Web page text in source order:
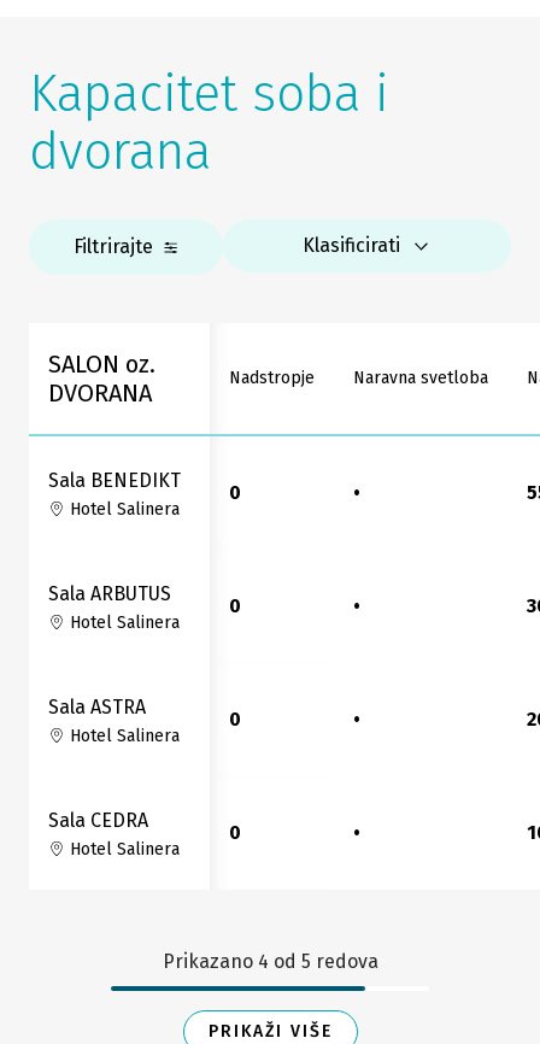
Kapacitet soba i
dvorana
Filtrirajte Klasificirati
SALON oz.
DVORANA
Nadstropje Naravna svetloba
Sala BENEDIKT
Hotel Salinera
0 •
Sala ARBUTUS
Hotel Salinera
0 •
Sala ASTRA
Hotel Salinera
0 •
Sala CEDRA
Hotel Salinera
0 •
Prikazano 4 od 5 redova
PRIKAŽI VIŠE